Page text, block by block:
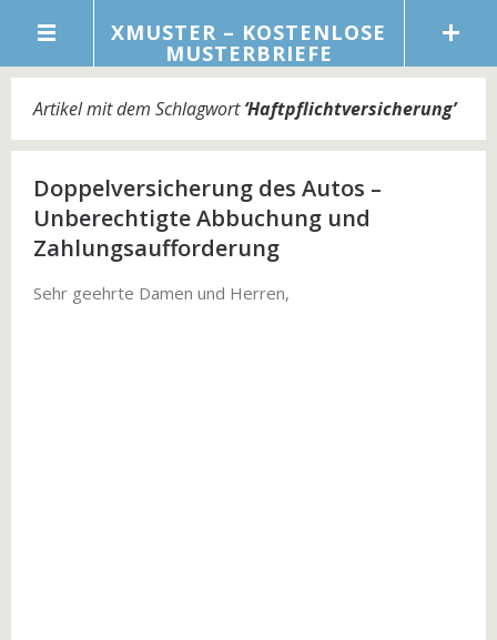
XMUSTER – KOSTENLOSE
MUSTERBRIEFE
Artikel mit dem Schlagwort‘Haftpflichtversicherung’
Doppelversicherung des Autos –
Unberechtigte Abbuchung und
Zahlungsaufforderung
Sehr geehrte Damen und Herren,